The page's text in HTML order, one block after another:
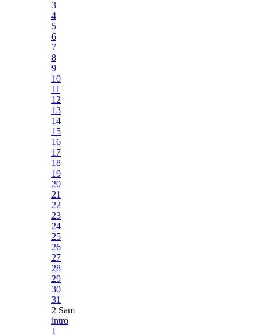
3
4
5
6
7
8
9
10
11
12
13
14
15
16
17
18
19
20
21
22
23
24
25
26
27
28
29
30
31
2 Sam
intro
1